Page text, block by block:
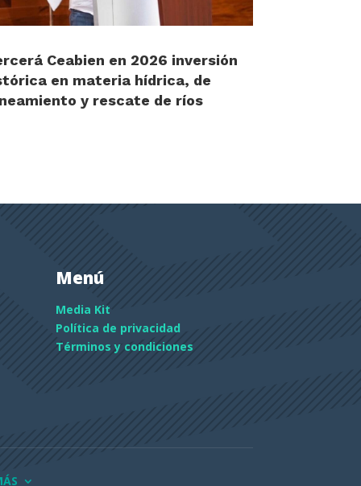
Ceabien en 2026 inversión
en materia hídrica, de
y rescate de ríos
Menú
Media Kit
Política de privacidad
Términos y condiciones